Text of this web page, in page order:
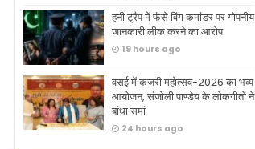
हनी ट्रैप में फंसे विंग कमांडर पर गोपनीय
जानकारी लीक करने का आरोप
19 hours ago
वसई में कजरी महोत्सव-2026 का भव्य
आयोजन, संजोली पाण्डेय के लोकगीतों ने
बांधा समां
24 hours ago